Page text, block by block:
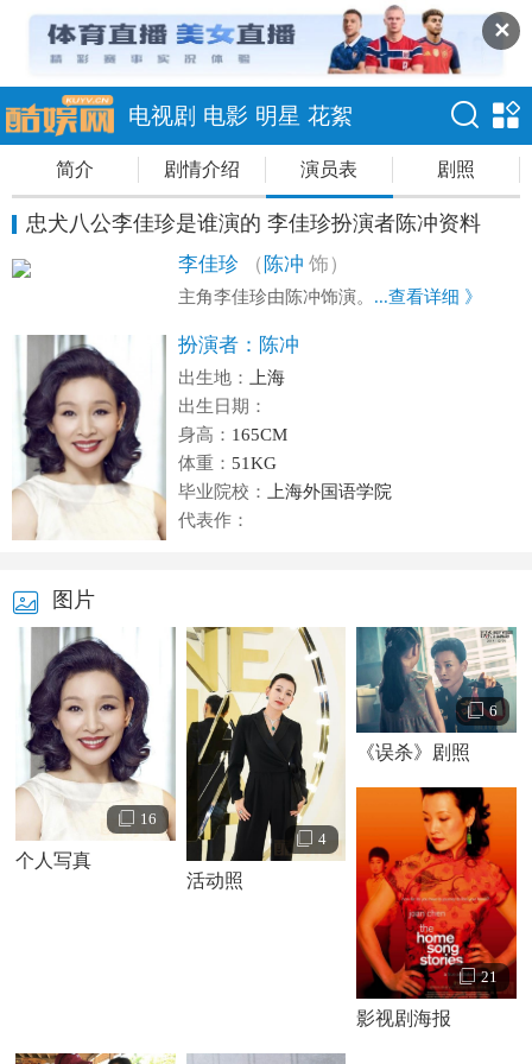
✕
电视剧 电影 明星 花絮
简介 剧情介绍 演员表 剧照
忠犬八公李佳珍是谁演的 李佳珍扮演者陈冲资料
李佳珍 （ 陈冲 饰）
主角李佳珍由陈冲饰演。 ...查看详细 》
扮演者： 陈冲
出生地：
上海
出生日期：
身高： 165CM
体重： 51KG
毕业院校：
上海外国语学院
代表作：
图片
16
个人写真
4
活动照
6
《误杀》剧照
21
影视剧海报